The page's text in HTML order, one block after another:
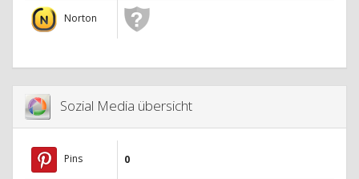
Norton
Sozial Media übersicht
Pins 0